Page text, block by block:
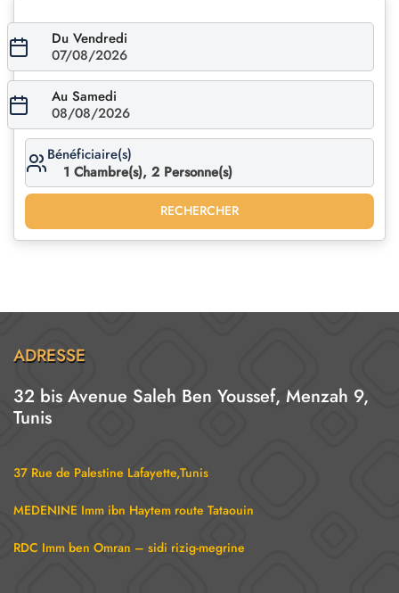
Du Vendredi
07/08/2026
Au Samedi
08/08/2026
Bénéficiaire(s)
1 Chambre(s), 2 Personne(s)
RECHERCHER
ADRESSE
32 bis Avenue Saleh Ben Youssef, Menzah 9,
Tunis
37 Rue de Palestine Lafayette,Tunis
MEDENINE Imm ibn Haytem route Tataouin
RDC Imm ben Omran – sidi rizig-megrine